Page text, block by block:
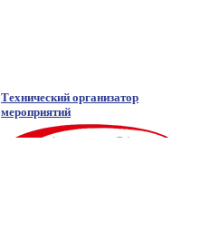
Технический организатор
мероприятий